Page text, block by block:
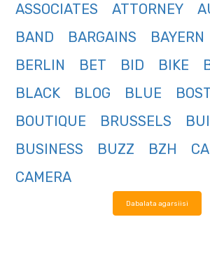
ASSOCIATES
ATTORNEY
BAND
BARGAINS BAYERN
BERLIN
BET BID BIKE
BLACK
BLOG BLUE
BOUTIQUE
BRUSSELS
BUSINESS
BUZZ BZH
CAMERA
Dabalata agarsiisi